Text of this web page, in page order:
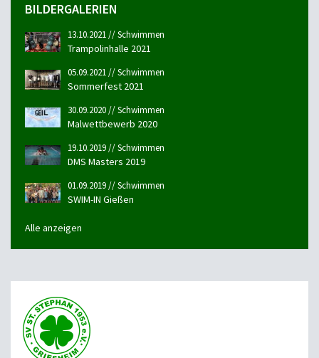
BILDERGALERIEN
13.10.2021 // Schwimmen
Trampolinhalle 2021
05.09.2021 // Schwimmen
Sommerfest 2021
30.09.2020 // Schwimmen
Malwettbewerb 2020
19.10.2019 // Schwimmen
DMS Masters 2019
01.09.2019 // Schwimmen
SWIM-IN Gießen
Alle anzeigen